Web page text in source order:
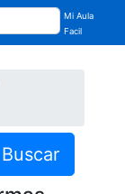
Mi Aula
Facil
Buscar